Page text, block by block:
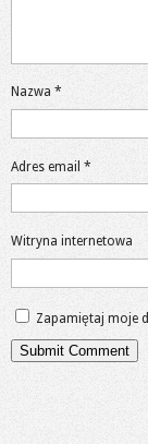
Nazwa *
Adres email *
Witryna internetowa
Zapamiętaj moje